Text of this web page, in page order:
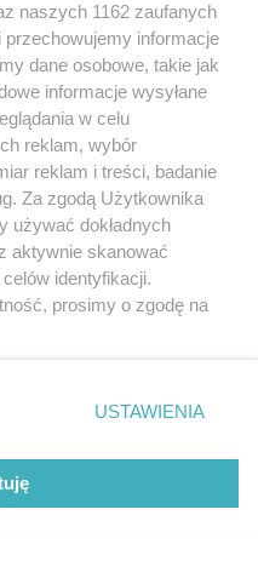
HOSTING
FACEBOOK KONTAKT
Muzyka i kultura
Archiwum wydarzeń
Zdjęcia miasta
naszych 1162 zaufanych
informacje
dane osobowe, takie jak
informacje wysyłane
w celu
reklam, wybór
reklam i treści, badanie
Za zgodą Użytkownika
używać dokładnych
aktywnie skanować
identyfikacji.
prosimy o zgodę na
rogu strony
. Niektóre
miały zastosowania tylko
USTAWIENIA